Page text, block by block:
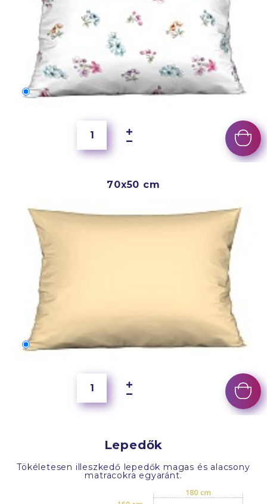
60x40 cm
70x50 cm
70x50 cm
Lepedők
Tökéletesen illeszkedő lepedők magas és alacsony
matracokra egyaránt.